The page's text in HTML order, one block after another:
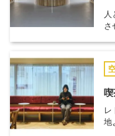
さ
レ
地